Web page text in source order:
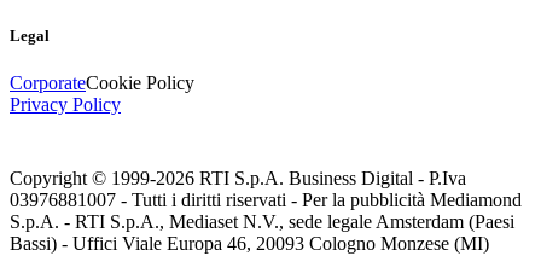
Legal
CorporateCookie Policy
Privacy Policy
Copyright © 1999-2026 RTI S.p.A. Business Digital - P.Iva
03976881007 - Tutti i diritti riservati - Per la pubblicità Mediamond
S.p.A. - RTI S.p.A., Mediaset N.V., sede legale Amsterdam (Paesi
Bassi) - Uffici Viale Europa 46, 20093 Cologno Monzese (MI)